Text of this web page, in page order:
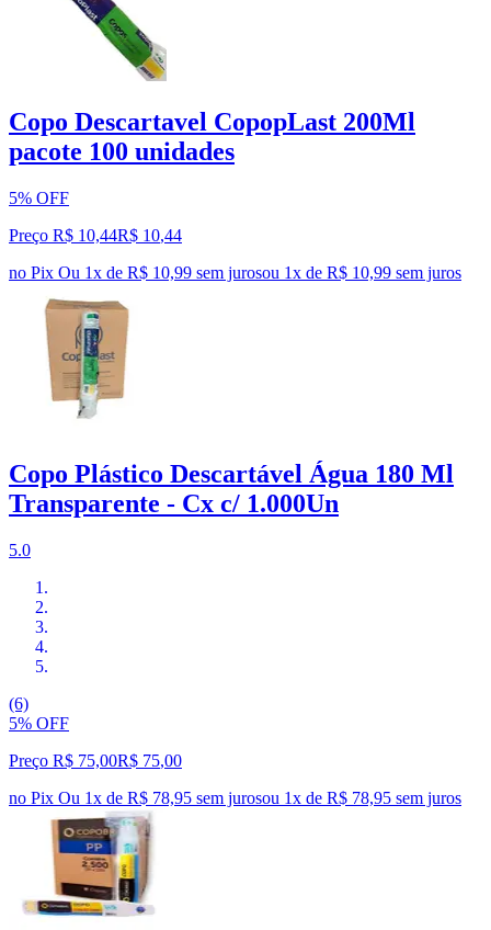
Copo Descartavel CopopLast 200Ml
pacote 100 unidades
5% OFF
Preço R$ 10,44R$ 10,44
no Pix Ou 1x de R$ 10,99 sem jurosou 1x de R$ 10,99 sem juros
Copo Plástico Descartável Água 180 Ml
Transparente - Cx c/ 1.000Un
5.0
(6)
5% OFF
Preço R$ 75,00R$ 75,00
no Pix Ou 1x de R$ 78,95 sem jurosou 1x de R$ 78,95 sem juros